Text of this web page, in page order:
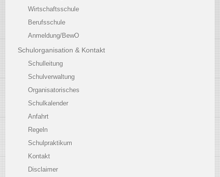
Wirtschaftsschule
Berufsschule
Anmeldung/BewO
Schulorganisation & Kontakt
Schulleitung
Schulverwaltung
Organisatorisches
Schulkalender
Anfahrt
Regeln
Schulpraktikum
Kontakt
Disclaimer